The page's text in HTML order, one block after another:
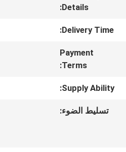
الجودة
اطلب
Details:
Delivery Time:
Payment
Terms:
Supply Ability:
تسليط الضوء: